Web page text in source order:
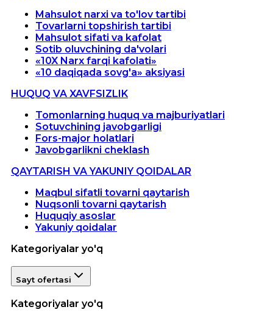
Mahsulot narxi va to'lov tartibi
Tovarlarni topshirish tartibi
Mahsulot sifati va kafolat
Sotib oluvchining da'volari
«10X Narx farqi kafolati»
«10 daqiqada sovg'a» aksiyasi
HUQUQ VA XAVFSIZLIK
Tomonlarning huquq va majburiyatlari
Sotuvchining javobgarligi
Fors-major holatlari
Javobgarlikni cheklash
QAYTARISH VA YAKUNIY QOIDALAR
Maqbul sifatli tovarni qaytarish
Nuqsonli tovarni qaytarish
Huquqiy asoslar
Yakuniy qoidalar
Kategoriyalar yo'q
Sayt ofertasi
Kategoriyalar yo'q